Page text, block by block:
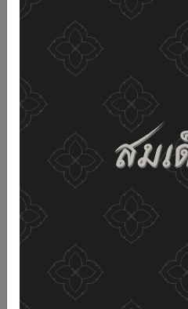
ดูรายละเอียด
02-659-6811
เปลี่ยนการแสดงผล
ก-ก